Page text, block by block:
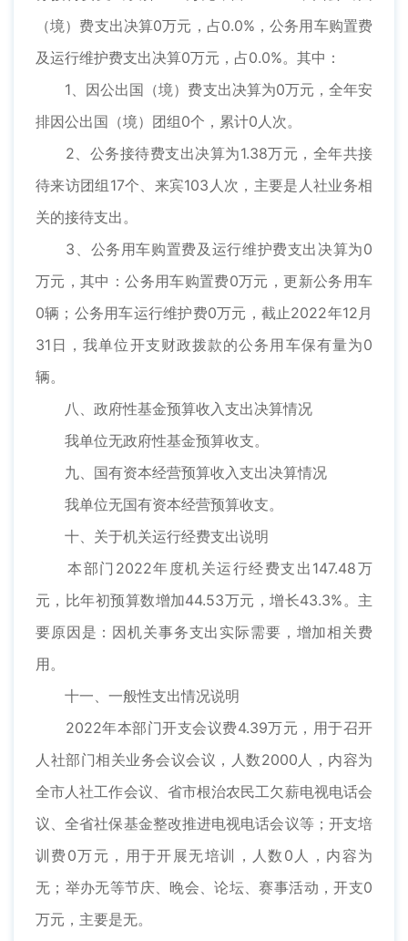
（境）费支出决算0万元，占0.0%，公务用车购置费
及运行维护费支出决算0万元，占0.0%。其中：
1、因公出国（境）费支出决算为0万元，全年安
排因公出国（境）团组0个，累计0人次。
2、公务接待费支出决算为1.38万元，全年共接
待来访团组17个、来宾103人次，主要是人社业务相
关的接待支出。
3、公务用车购置费及运行维护费支出决算为0
万元，其中：公务用车购置费0万元，更新公务用车
0辆；公务用车运行维护费0万元，截止2022年12月
31日，我单位开支财政拨款的公务用车保有量为0
辆。
八、政府性基金预算收入支出决算情况
我单位无政府性基金预算收支。
九、国有资本经营预算收入支出决算情况
我单位无国有资本经营预算收支。
十、关于机关运行经费支出说明
本部门2022年度机关运行经费支出147.48万
元，比年初预算数增加44.53万元，增长43.3%。主
要原因是：因机关事务支出实际需要，增加相关费
用。
十一、一般性支出情况说明
2022年本部门开支会议费4.39万元，用于召开
人社部门相关业务会议会议，人数2000人，内容为
全市人社工作会议、省市根治农民工欠薪电视电话会
议、全省社保基金整改推进电视电话会议等；开支培
训费0万元，用于开展无培训，人数0人，内容为
无；举办无等节庆、晚会、论坛、赛事活动，开支0
万元，主要是无。